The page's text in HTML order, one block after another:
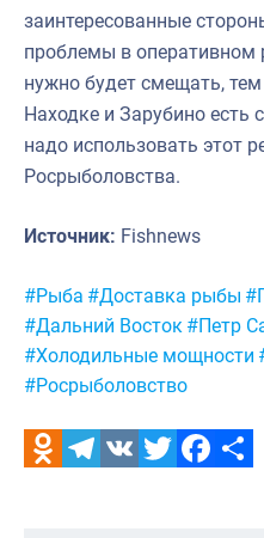
заинтересованные
проблемы в оперативном
нужно будет смещать,
Находке и Зарубино есть
надо использовать этот
Росрыболовства.
Источник: Fishnews
Метки:
#Рыба #Доставка рыбы
#Дальний Восток #Петр
#Холодильные мощности
#Росрыболовство